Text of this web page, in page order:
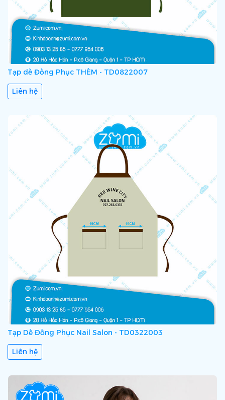
Tạp dề Đồng Phục THÈM - TD0822007
Liên hệ
Tạp Dề Đồng Phục Nail Salon - TD0322003
Liên hệ